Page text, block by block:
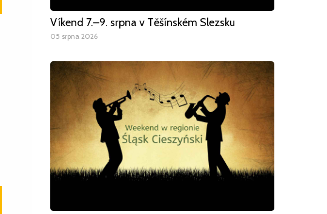
Víkend 7.–9. srpna v Těšínském Slezsku
05 srpna 2026